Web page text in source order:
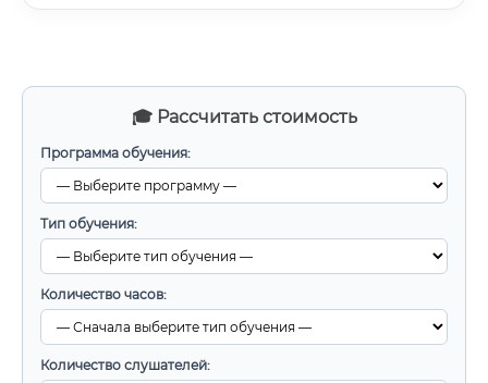
🎓 Рассчитать стоимость
Программа обучения:
Тип обучения:
Количество часов:
Количество слушателей: